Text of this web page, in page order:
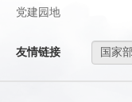
党建园地
友情链接